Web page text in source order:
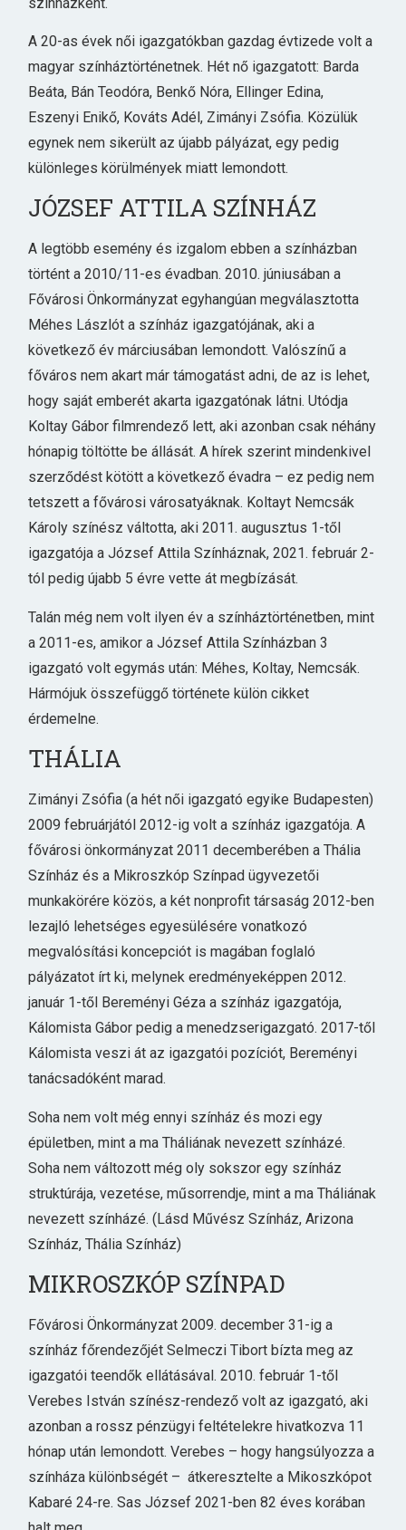
A 20-as évek női igazgatókban gazdag évtizede volt a
magyar színháztörténetnek. Hét nő igazgatott: Barda
Beáta, Bán Teodóra, Benkő Nóra, Ellinger Edina,
Eszenyi Enikő, Kováts Adél, Zimányi Zsófia. Közülük
egynek nem sikerült az újabb pályázat, egy pedig
különleges körülmények miatt lemondott.
JÓZSEF ATTILA SZÍNHÁZ
A legtöbb esemény és izgalom ebben a színházban
történt a 2010/11-es évadban. 2010. júniusában a
Fővárosi Önkormányzat egyhangúan megválasztotta
Méhes Lászlót a színház igazgatójának, aki a
következő év márciusában lemondott. Valószínű a
főváros nem akart már támogatást adni, de az is lehet,
hogy saját emberét akarta igazgatónak látni. Utódja
Koltay Gábor filmrendező lett, aki azonban csak néhány
hónapig töltötte be állását. A hírek szerint mindenkivel
szerződést kötött a következő évadra – ez pedig nem
tetszett a fővárosi városatyáknak. Koltayt Nemcsák
Károly színész váltotta, aki 2011. augusztus 1-től
igazgatója a József Attila Színháznak, 2021. február 2-
tól pedig újabb 5 évre vette át megbízását.
Talán még nem volt ilyen év a színháztörténetben, mint
a 2011-es, amikor a József Attila Színházban 3
igazgató volt egymás után: Méhes, Koltay, Nemcsák.
Hármójuk összefüggő története külön cikket
érdemelne.
THÁLIA
Zimányi Zsófia (a hét női igazgató egyike Budapesten)
2009 februárjától 2012-ig volt a színház igazgatója. A
fővárosi önkormányzat 2011 decemberében a Thália
Színház és a Mikroszkóp Színpad ügyvezetői
munkakörére közös, a két nonprofit társaság 2012-ben
lezajló lehetséges egyesülésére vonatkozó
megvalósítási koncepciót is magában foglaló
pályázatot írt ki, melynek eredményeképpen 2012.
január 1-től Bereményi Géza a színház igazgatója,
Kálomista Gábor pedig a menedzserigazgató. 2017-től
Kálomista veszi át az igazgatói pozíciót, Bereményi
tanácsadóként marad.
Soha nem volt még ennyi színház és mozi egy
épületben, mint a ma Tháliának nevezett színházé.
Soha nem változott még oly sokszor egy színház
struktúrája, vezetése, műsorrendje, mint a ma Tháliának
nevezett színházé. (Lásd Művész Színház, Arizona
Színház, Thália Színház)
MIKROSZKÓP SZÍNPAD
Fővárosi Önkormányzat 2009. december 31-ig a
színház főrendezőjét Selmeczi Tibort bízta meg az
igazgatói teendők ellátásával. 2010. február 1-től
Verebes István színész-rendező volt az igazgató, aki
azonban a rossz pénzügyi feltételekre hivatkozva 11
hónap után lemondott. Verebes – hogy hangsúlyozza a
színháza különbségét – átkeresztelte a Mikoszkópot
Kabaré 24-re. Sas József 2021-ben 82 éves korában